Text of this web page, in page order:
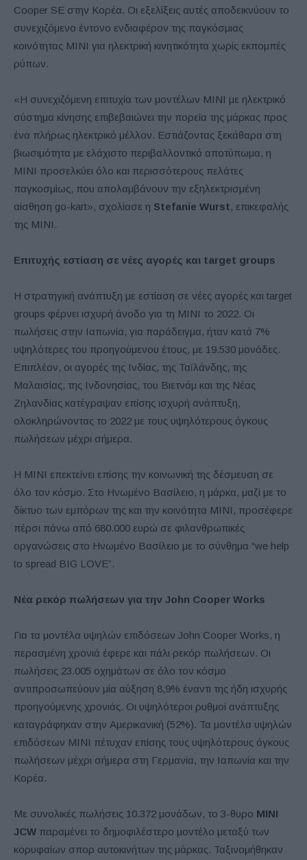
Cooper SE στην Κορέα. Οι εξελίξεις αυτές αποδεικνύουν το
συνεχιζόμενο έντονο ενδιαφέρον της παγκόσμιας
κοινότητας MINI για ηλεκτρική κινητικότητα χωρίς εκπομπές
ρύπων.
«Η συνεχιζόμενη επιτυχία των μοντέλων MINI με ηλεκτρικό
σύστημα κίνησης επιβεβαιώνει την πορεία της μάρκας προς
ένα πλήρως ηλεκτρικό μέλλον. Εστιάζοντας ξεκάθαρα στη
βιωσιμότητα με ελάχιστο περιβαλλοντικό αποτύπωμα, η
MINI προσελκύει όλο και περισσότερους πελάτες
παγκοσμίως, που απολαμβάνουν την εξηλεκτρισμένη
αίσθηση go-kart», σχολίασε η Stefanie Wurst, επικεφαλής
της MINI.
Επιτυχής εστίαση σε νέες αγορές και target groups
Η στρατηγική ανάπτυξη με εστίαση σε νέες αγορές και target
groups φέρνει ισχυρή άνοδο για τη MINI το 2022. Οι
πωλήσεις στην Ιαπωνία, για παράδειγμα, ήταν κατά 7%
υψηλότερες του προηγούμενου έτους, με 19.530 μονάδες.
Επιπλέον, οι αγορές της Ινδίας, της Ταϊλάνδης, της
Μαλαισίας, της Ινδονησίας, του Βιετνάμ και της Νέας
Ζηλανδίας κατέγραψαν επίσης ισχυρή ανάπτυξη,
ολοκληρώνοντας το 2022 με τους υψηλότερους όγκους
πωλήσεων μέχρι σήμερα.
Η MINI επεκτείνει επίσης την κοινωνική της δέσμευση σε
όλο τον κόσμο. Στο Ηνωμένο Βασίλειο, η μάρκα, μαζί με το
δίκτυο των εμπόρων της και την κοινότητα MINI, προσέφερε
πέρσι πάνω από 680.000 ευρώ σε φιλανθρωπικές
οργανώσεις στο Ηνωμένο Βασίλειο με το σύνθημα “we help
to spread BIG LOVE”.
Νέα ρεκόρ πωλήσεων για την John Cooper Works
Για τα μοντέλα υψηλών επιδόσεων John Cooper Works, η
περασμένη χρονιά έφερε και πάλι ρεκόρ πωλήσεων. Οι
πωλήσεις 23.005 οχημάτων σε όλο τον κόσμο
αντιπροσωπεύουν μία αύξηση 8,9% έναντι της ήδη ισχυρής
προηγούμενης χρονιάς. Οι υψηλότεροι ρυθμοί ανάπτυξης
καταγράφηκαν στην Αμερικανική (52%). Τα μοντέλα υψηλών
επιδόσεων MINI πέτυχαν επίσης τους υψηλότερους όγκους
πωλήσεων μέχρι σήμερα στη Γερμανία, την Ιαπωνία και την
Κορέα.
Με συνολικές πωλήσεις 10.372 μονάδων, το 3-θυρο MINI
JCW παραμένει το δημοφιλέστερο μοντέλο μεταξύ των
κορυφαίων σπορ αυτοκινήτων της μάρκας. Ταξινομήθηκαν